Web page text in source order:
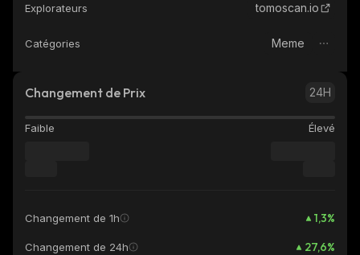
Explorateurs tomoscan.io
Catégories Meme
Changement de Prix 24H
Faible Élevé
Changement de 1h 1,3%
Changement de 24h 27,6%